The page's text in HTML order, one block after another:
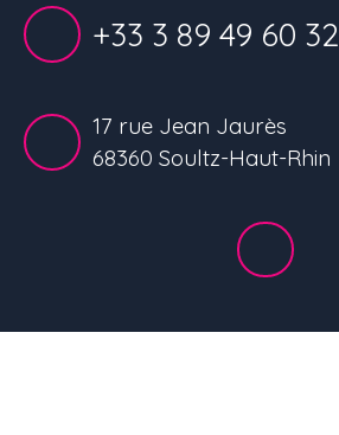
+33 3 89 49 60 32
17 rue Jean Jaurès
68360 Soultz-Haut-Rhin